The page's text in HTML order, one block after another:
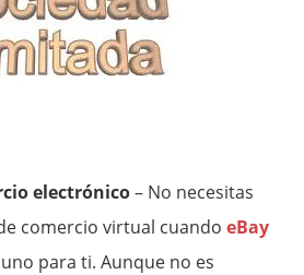
electrónico– No necesitas
comercio virtual cuandoeBay
para ti. Aunque no es